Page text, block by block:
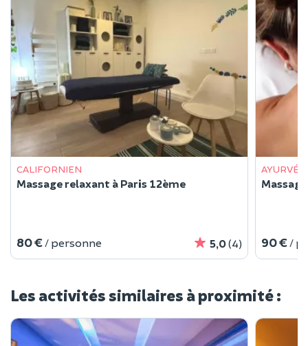
CALIFORNIEN
Massage relaxant à Paris 12ème
80 € / personne 5,0(4) 90 € /
Les activités similaires à proximité :